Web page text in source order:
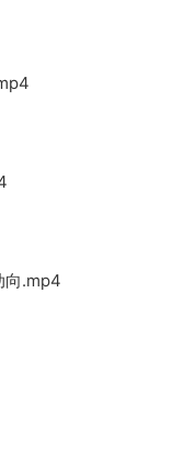
向.mp4